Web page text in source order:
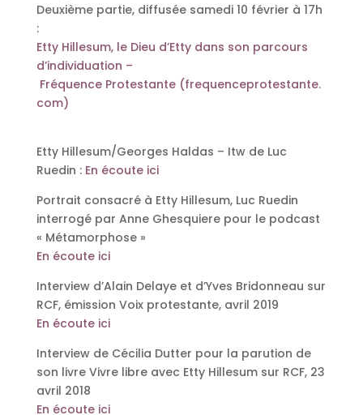
Deuxième partie, diffusée samedi 10 février à 17h
:
Etty Hillesum, le Dieu d’Etty dans son parcours
d’individuation –
Fréquence Protestante (frequenceprotestante.
com)
Etty Hillesum/Georges Haldas – Itw de Luc
Ruedin : En écoute ici
Portrait consacré à Etty Hillesum, Luc Ruedin
interrogé par Anne Ghesquiere pour le podcast
« Métamorphose »
En écoute ici
Interview d’Alain Delaye et d’Yves Bridonneau sur
RCF, émission Voix protestante, avril 2019
En écoute ici
Interview de Cécilia Dutter pour la parution de
son livre Vivre libre avec Etty Hillesum sur RCF, 23
avril 2018
En écoute ici